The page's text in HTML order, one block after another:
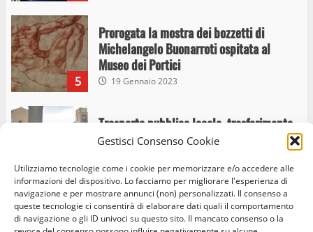
Gestisci Consenso Cookie
Utilizziamo tecnologie come i cookie per memorizzare e/o accedere alle
informazioni del dispositivo. Lo facciamo per migliorare l'esperienza di
navigazione e per mostrare annunci (non) personalizzati. Il consenso a
queste tecnologie ci consentirà di elaborare dati quali il comportamento
di navigazione o gli ID univoci su questo sito. Il mancato consenso o la
5
Prorogata la mostra dei bozzetti di
Michelangelo Buonarroti ospitata al
Museo dei Portici
19 Gennaio 2023
6
Trasporto pubblico locale, trasferimento
capolinea al terminal Riello dal 15 al 17
15 Giugno 2023
Giochi Sportivi Studenteschi di Atletica a